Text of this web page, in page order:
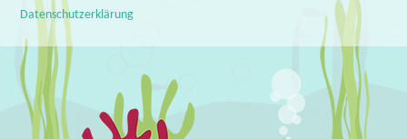
Datenschutzerklärung